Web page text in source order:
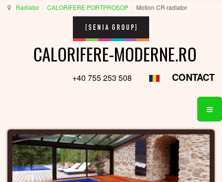
Radiator CALORIFERE PORTPROSOP Motion CR radiator
CALORIFERE-MODERNE.RO
+40 755 253 508 CONTACT